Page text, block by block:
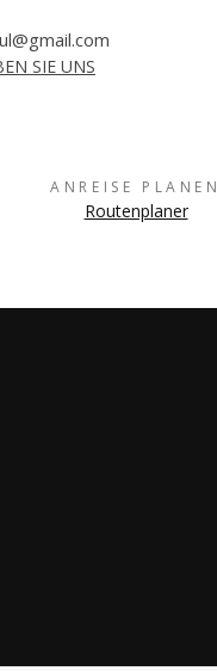
SIE UNS
ANREISE PLANEN
Routenplaner